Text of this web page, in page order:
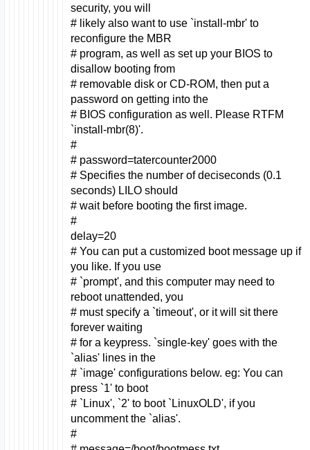
security, you will
# likely also want to use `install-mbr' to
reconfigure the MBR
# program, as well as set up your BIOS to
disallow booting from
# removable disk or CD-ROM, then put a
password on getting into the
# BIOS configuration as well. Please RTFM
`install-mbr(8)'.
#
# password=tatercounter2000
# Specifies the number of deciseconds (0.1
seconds) LILO should
# wait before booting the first image.
#
delay=20
# You can put a customized boot message up if
you like. If you use
# `prompt', and this computer may need to
reboot unattended, you
# must specify a `timeout', or it will sit there
forever waiting
# for a keypress. `single-key' goes with the
`alias' lines in the
# `image' configurations below. eg: You can
press `1' to boot
# `Linux', `2' to boot `LinuxOLD', if you
uncomment the `alias'.
#